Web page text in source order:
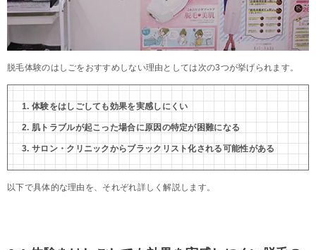
脱毛体験のはしごをおすすめしない理由としては次の3つが挙げられます。
体験をはしごしても効果を実感しにくい
肌トラブルが起こった場合に原因の特定が困難になる
サロン・クリニックからブラックリスト化される可能性がある
以下で具体的な理由を、それぞれ詳しく解説します。